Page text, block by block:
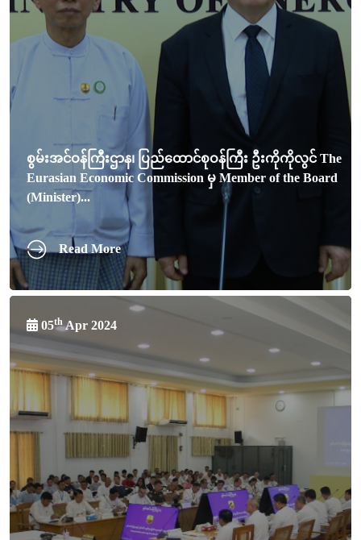
စွမ်းအင်ဝန်ကြီးဌာန၊ ပြည်ထောင်စုဝန်ကြီး ဦးကိုကိုလွင် The
Eurasian Economic Commission မှ Member of the Board
(Minister)...
Read More
05thApr 2024